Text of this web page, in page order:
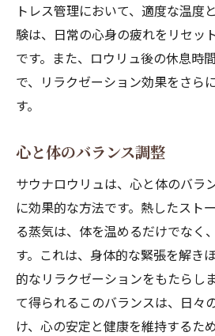
トレス管理において、適度な温度
験は、日常の心身の疲れをリセッ
です。また、ロウリュ後の休息時
で、リラクゼーション効果をさら
す。
心と体のバランス調整
サウナロウリュは、心と体のバラ
に効果的な方法です。熱したスト
る蒸気は、体を温めるだけでなく
す。これは、身体的な緊張を解き
的なリラクゼーションをもたらし
て得られるこのバランスは、日々
け、心の安定と健康を維持するた